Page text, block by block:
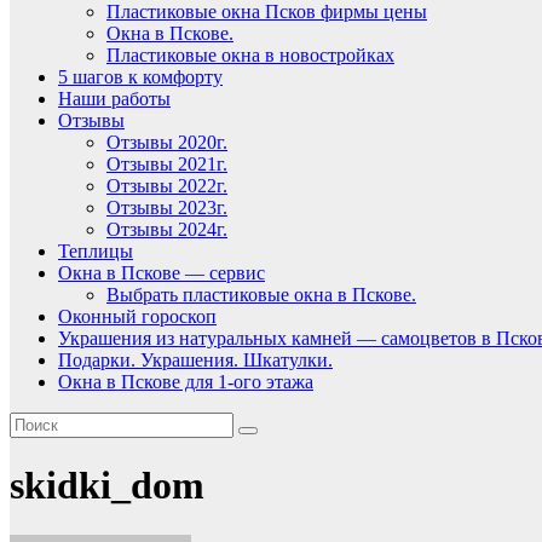
Пластиковые окна Псков фирмы цены
Окна в Пскове.
Пластиковые окна в новостройках
5 шагов к комфорту
Наши работы
Отзывы
Отзывы 2020г.
Отзывы 2021г.
Отзывы 2022г.
Отзывы 2023г.
Отзывы 2024г.
Теплицы
Окна в Пскове — сервис
Выбрать пластиковые окна в Пскове.
Оконный гороскоп
Украшения из натуральных камней — самоцветов в
Подарки. Украшения. Шкатулки.
Окна в Пскове для 1-ого этажа
skidki_dom